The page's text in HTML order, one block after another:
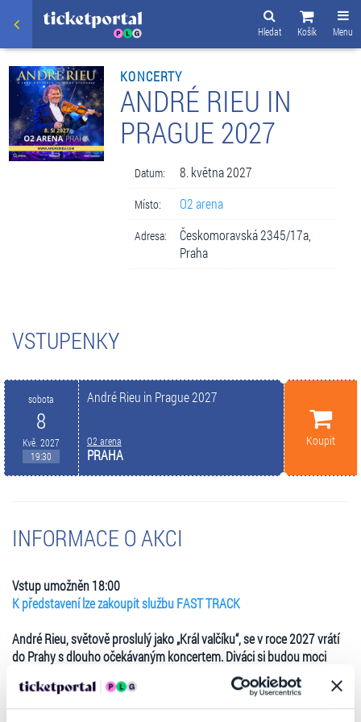
Menu
Košík
Hledat
KONCERTY
ANDRÉ RIEU IN
PRAGUE 2027
Datum: 8. května 2027
Místo: O2 arena
Adresa:
Českomoravská 2345/17a,
Praha
VSTUPENKY
sobota
8
Kvě. 2027
19:30
André Rieu in Prague 2027
O2 arena
PRAHA
Koupit
INFORMACE O AKCI
Vstup umožněn 18:00
K představení lze zakoupit službu FAST TRACK
André Rieu, světově proslulý jako „Král valčíku“, se v roce 2027 vrátí
do Prahy s dlouho očekávaným koncertem. Diváci si budou moci
vychutnat jeho velkolepé živé vystoupení v O2 areně v sobotu 8.
května 2027. Vstupenky budou v prodeji od pátku 29. května 2026
od 12:00 na oficiálních stránkách Ticketportal. Exkluzivní VIP balíčky